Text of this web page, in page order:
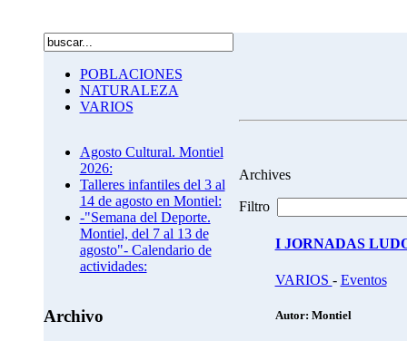
POBLACIONES
NATURALEZA
VARIOS
Agosto Cultural. Montiel
2026:
Talleres infantiles del 3 al
14 de agosto en Montiel:
-"Semana del Deporte.
Montiel, del 7 al 13 de
agosto"- Calendario de
actividades:
Archivo
Archives
Filtro
I JORNADAS
VARIOS - Eventos
Autor: Montiel